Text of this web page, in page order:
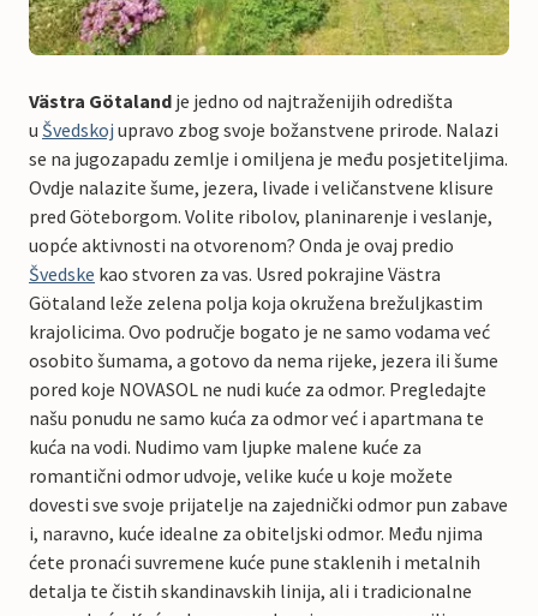
Västra Götaland je jedno od najtraženijih odredišta
u Švedskoj upravo zbog svoje božanstvene prirode. Nalazi
se na jugozapadu zemlje i omiljena je među posjetiteljima.
Ovdje nalazite šume, jezera, livade i veličanstvene klisure
pred Göteborgom. Volite ribolov, planinarenje i veslanje,
uopće aktivnosti na otvorenom? Onda je ovaj predio
Švedske kao stvoren za vas. Usred pokrajine Västra
Götaland leže zelena polja koja okružena brežuljkastim
krajolicima. Ovo područje bogato je ne samo vodama već
osobito šumama, a gotovo da nema rijeke, jezera ili šume
pored koje NOVASOL ne nudi kuće za odmor. Pregledajte
našu ponudu ne samo kuća za odmor već i apartmana te
kuća na vodi. Nudimo vam ljupke malene kuće za
romantični odmor udvoje, velike kuće u koje možete
dovesti sve svoje prijatelje na zajednički odmor pun zabave
i, naravno, kuće idealne za obiteljski odmor. Među njima
ćete pronaći suvremene kuće pune staklenih i metalnih
detalja te čistih skandinavskih linija, ali i tradicionalne